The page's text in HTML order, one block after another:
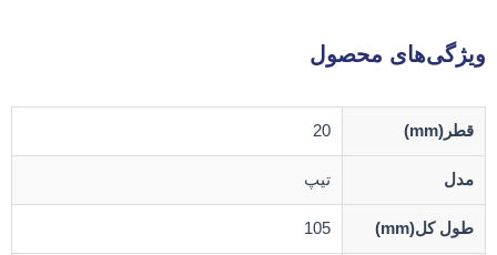
ویژگی‌های محصول
قطر(mm) 20
مدل تیپ
طول کل(mm) 105